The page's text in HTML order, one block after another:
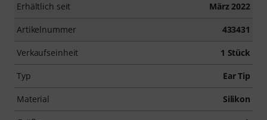
Erhältlich seit März 2022
Artikelnummer 433431
Verkaufseinheit 1 Stück
Typ Ear Tip
Material Silikon